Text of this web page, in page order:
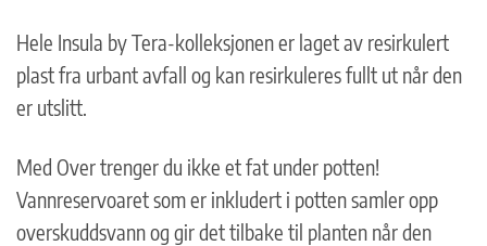
Hele Insula by Tera-kolleksjonen er laget av resirkulert
plast fra urbant avfall og kan resirkuleres fullt ut når den
er utslitt.
Med Over trenger du ikke et fat under potten!
Vannreservoaret som er inkludert i potten samler opp
overskuddsvann og gir det tilbake til planten når den